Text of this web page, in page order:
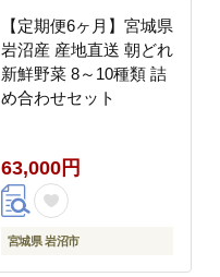
【定期便6ヶ月】宮城県
岩沼産 産地直送 朝どれ
新鮮野菜 8～10種類 詰
め合わせセット
63,000円
宮城県 岩沼市